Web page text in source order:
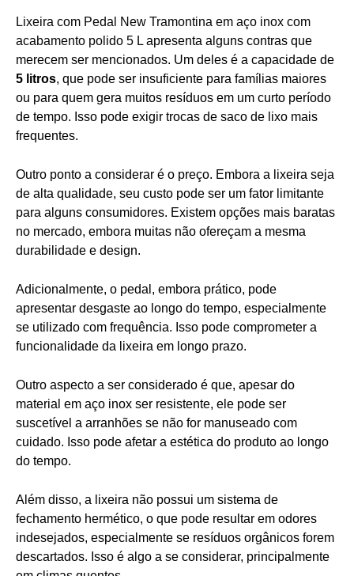
Lixeira com Pedal New Tramontina em aço inox com
acabamento polido 5 L apresenta alguns contras que
merecem ser mencionados. Um deles é a capacidade de
5 litros, que pode ser insuficiente para famílias maiores
ou para quem gera muitos resíduos em um curto período
de tempo. Isso pode exigir trocas de saco de lixo mais
frequentes.
Outro ponto a considerar é o preço. Embora a lixeira seja
de alta qualidade, seu custo pode ser um fator limitante
para alguns consumidores. Existem opções mais baratas
no mercado, embora muitas não ofereçam a mesma
durabilidade e design.
Adicionalmente, o pedal, embora prático, pode
apresentar desgaste ao longo do tempo, especialmente
se utilizado com frequência. Isso pode comprometer a
funcionalidade da lixeira em longo prazo.
Outro aspecto a ser considerado é que, apesar do
material em aço inox ser resistente, ele pode ser
suscetível a arranhões se não for manuseado com
cuidado. Isso pode afetar a estética do produto ao longo
do tempo.
Além disso, a lixeira não possui um sistema de
fechamento hermético, o que pode resultar em odores
indesejados, especialmente se resíduos orgânicos forem
descartados. Isso é algo a se considerar, principalmente